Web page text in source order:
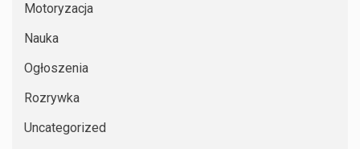
Motoryzacja
Nauka
Ogłoszenia
Rozrywka
Uncategorized